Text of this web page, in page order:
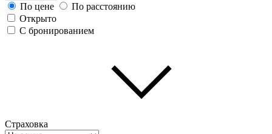
По цене
По расстоянию
Открыто
С бронированием
Страховка